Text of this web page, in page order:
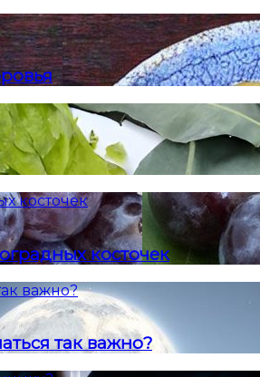
косточек
косточек
важно?
так важно?